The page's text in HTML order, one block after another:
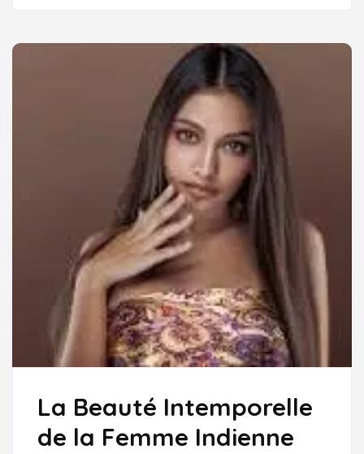
LES
RÉSULTATS
DE
RECHERCHE
La Beauté Intemporelle
de la Femme Indienne